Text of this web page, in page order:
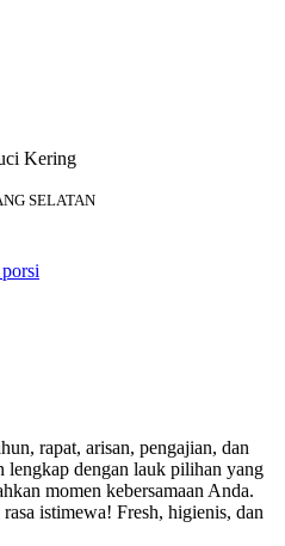
Kering
SELATAN
rapat, arisan, pengajian, dan
lengkap dengan lauk pilihan yang
momen kebersamaan Anda.
istimewa! Fresh, higienis, dan